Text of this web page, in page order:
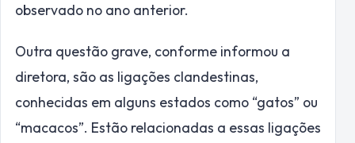
observado no ano anterior.
Outra questão grave, conforme informou a
diretora, são as ligações clandestinas,
conhecidas em alguns estados como “gatos” ou
“macacos”. Estão relacionadas a essas ligações